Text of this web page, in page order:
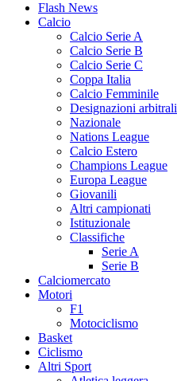
Flash News
Calcio
Calcio Serie A
Calcio Serie B
Calcio Serie C
Coppa Italia
Calcio Femminile
Designazioni arbitrali
Nazionale
Nations League
Calcio Estero
Champions League
Europa League
Giovanili
Altri campionati
Istituzionale
Classifiche
Serie A
Serie B
Calciomercato
Motori
F1
Motociclismo
Basket
Ciclismo
Altri Sport